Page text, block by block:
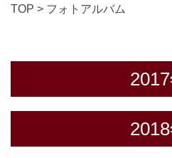
TOP > フォトアルバム